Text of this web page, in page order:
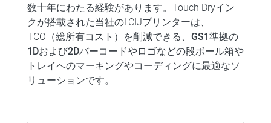
数十年にわたる経験があります。Touch Dryイン
クが搭載された当社のLCIJプリンターは、
TCO（総所有コスト）を削減できる、 GS1準拠の
1Dおよび2Dバーコードやロゴなどの段ボール箱や
トレイへのマーキングやコーディングに最適なソ
リューションです。